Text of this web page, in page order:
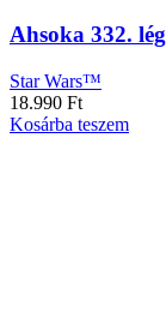
Ahsoka 332.
Star Wars™
18.990 Ft
Kosárba teszem